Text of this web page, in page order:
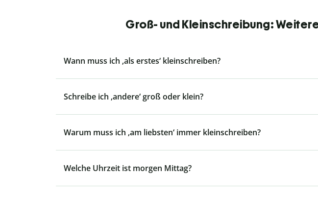
Groß- und Kleinschreibung:
Wann muss ich ‚als erstes‘ kleinschreiben?
Schreibe ich ‚andere‘ groß oder klein?
Warum muss ich ‚am liebsten‘ immer kleinschreiben?
Welche Uhrzeit ist morgen Mittag?